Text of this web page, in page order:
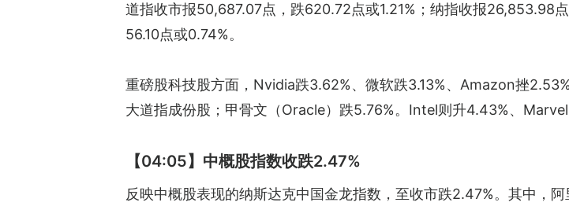
道指收市报50,687.07点，跌620.72点或1.21%；纳指收报26,853.98
56.10点或0.74%。
重磅股科技股方面，Nvidia跌3.62%、微软跌3.13%、Amazon挫
大道指成份股；甲骨文（Oracle）跌5.76%。Intel则升4.43%、
【04:05】中概股指数收跌2.47%
反映中概股表现的纳斯达克中国金龙指数，至收市跌2.47%。其中，阿